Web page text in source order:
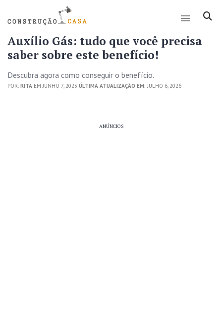
Auxílio Gás: tudo que você precisa
saber sobre este benefício!
Descubra agora como conseguir o benefício.
POR: RITA EM JUNHO 7, 2023 ÚLTIMA ATUALIZAÇÃO EM: JULHO 6, 2026
ANÚNCIOS